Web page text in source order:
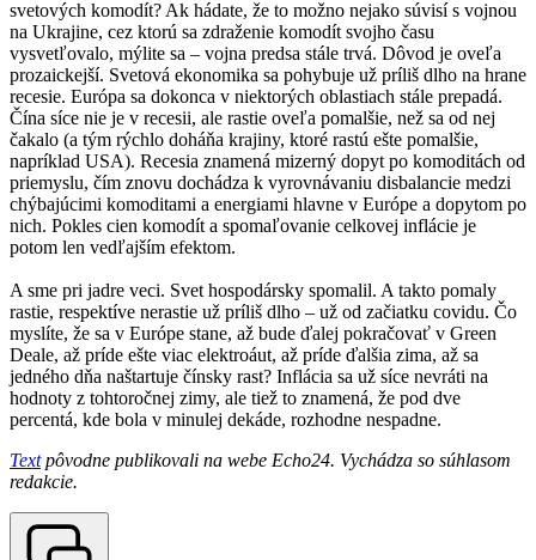
svetových komodít? Ak hádate, že to možno nejako súvisí s vojnou
na Ukrajine, cez ktorú sa zdraženie komodít svojho času
vysvetľovalo, mýlite sa – vojna predsa stále trvá. Dôvod je oveľa
prozaickejší. Svetová ekonomika sa pohybuje už príliš dlho na hrane
recesie. Európa sa dokonca v niektorých oblastiach stále prepadá.
Čína síce nie je v recesii, ale rastie oveľa pomalšie, než sa od nej
čakalo (a tým rýchlo doháňa krajiny, ktoré rastú ešte pomalšie,
napríklad USA). Recesia znamená mizerný dopyt po komoditách od
priemyslu, čím znovu dochádza k vyrovnávaniu disbalancie medzi
chýbajúcimi komoditami a energiami hlavne v Európe a dopytom po
nich. Pokles cien komodít a spomaľovanie celkovej inflácie je
potom len vedľajším efektom.
A sme pri jadre veci. Svet hospodársky spomalil. A takto pomaly
rastie, respektíve nerastie už príliš dlho – už od začiatku covidu. Čo
myslíte, že sa v Európe stane, až bude ďalej pokračovať v Green
Deale, až príde ešte viac elektroáut, až príde ďalšia zima, až sa
jedného dňa naštartuje čínsky rast? Inflácia sa už síce nevráti na
hodnoty z tohtoročnej zimy, ale tiež to znamená, že pod dve
percentá, kde bola v minulej dekáde, rozhodne nespadne.
Text pôvodne publikovali na webe Echo24. Vychádza so súhlasom
redakcie.